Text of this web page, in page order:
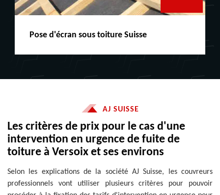
Peinture boiserie LE
AJ SUISSE
Les critères de prix pour le cas d'une
intervention en urgence de fuite de
toiture à Versoix et ses environs
Selon les explications de la société AJ Suisse, les couvreurs
professionnels vont utiliser plusieurs critères pour pouvoir